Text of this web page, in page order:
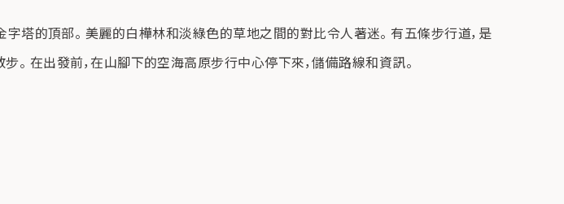
的頂部。 美麗的白樺林和淡綠色的草地之間的對比令人著迷。 有五條步行道，是
在出發前，在山腳下的空海高原步行中心停下來，儲備路線和資訊。